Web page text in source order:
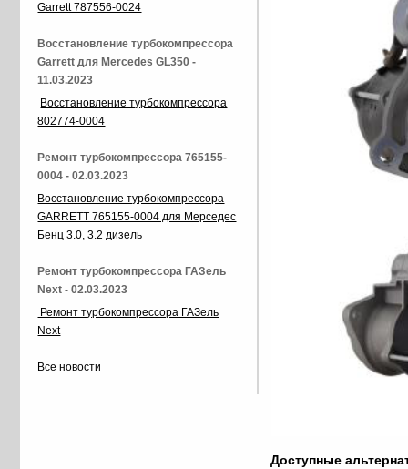
Доступные
Garrett 787556-0024
Восстановление турбокомпрессора
Garrett для Mercedes GL350 -
11.03.2023
Восстановление турбокомпрессора
802774-0004
Ремонт турбокомпрессора 765155-
0004 - 02.03.2023
Восстановление турбокомпрессора
GARRETT 765155-0004 для Мерседес
Бенц 3.0, 3.2 дизель
Ремонт турбокомпрессора ГАЗель
Next - 02.03.2023
Ремонт турбокомпрессора ГАЗель
Next
Все новости